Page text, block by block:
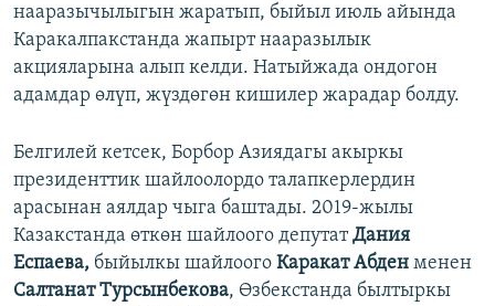
нааразычылыгын жаратып, быйыл июль айында
Каракалпакстанда жапырт нааразылык
акцияларына алып келди. Натыйжада ондогон
адамдар өлүп, жүздөгөн кишилер жарадар болду.
Белгилей кетсек, Борбор Азиядагы акыркы
президенттик шайлоолордо талапкерлердин
арасынан аялдар чыга баштады. 2019-жылы
Казакстанда өткөн шайлоого депутатДания
Еспаева, быйылкы шайлоого Каракат Абден менен
Салтанат Турсынбекова, Өзбекстанда былтыркы